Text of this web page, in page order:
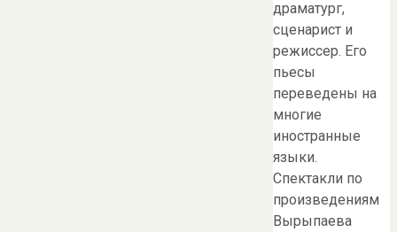
драматург,
сценарист и
режиссер. Его
пьесы
переведены на
многие
иностранные
языки.
Спектакли по
произведениям
Вырыпаева